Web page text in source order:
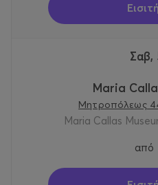
Maria
Μητροπόλεως
Maria Callas
από